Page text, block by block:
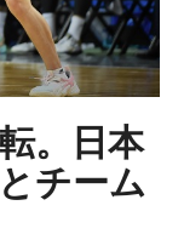
。日本
チーム